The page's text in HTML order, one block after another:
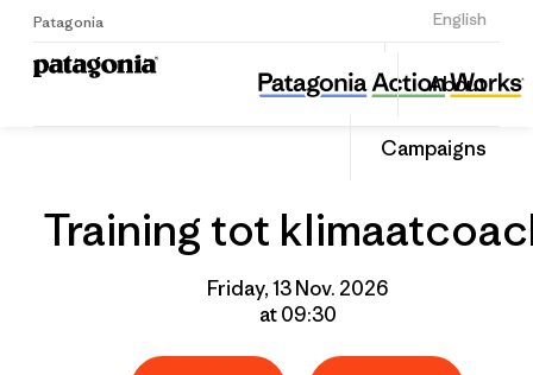
Patagonia English
Sign Up
About
Campaigns
Training tot klimaatcoach
Share
this
Share
Training tot
Friday, 13 Nov. 2026
at 09:30